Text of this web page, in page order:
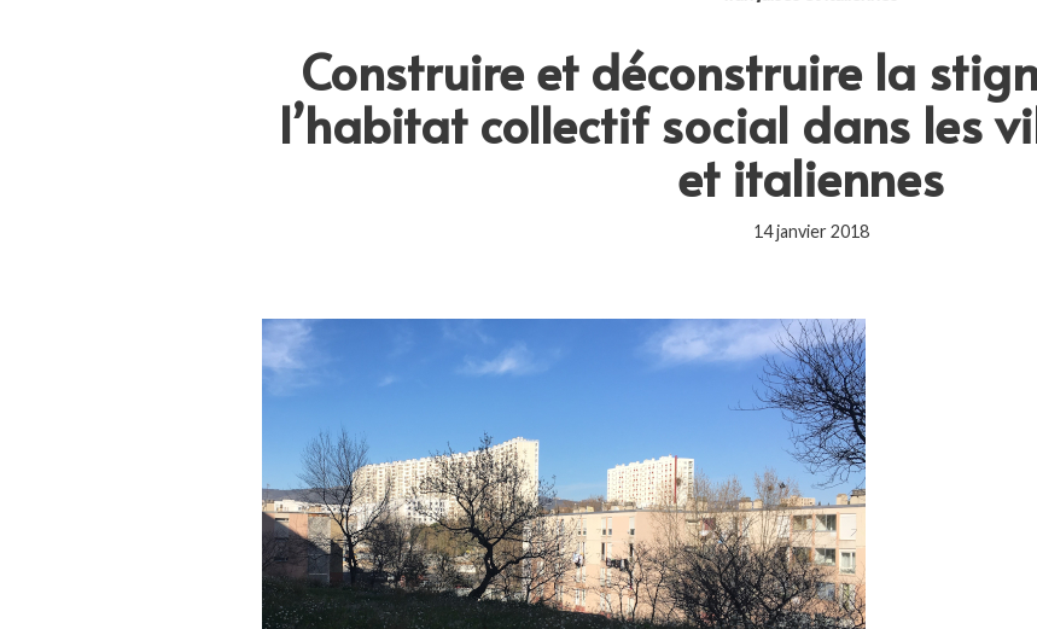
Construire et déconstruire la
l’habitat collectif social dans les
et italiennes
14 janvier 2018